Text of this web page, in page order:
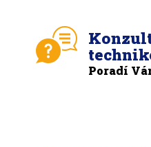
Poradí